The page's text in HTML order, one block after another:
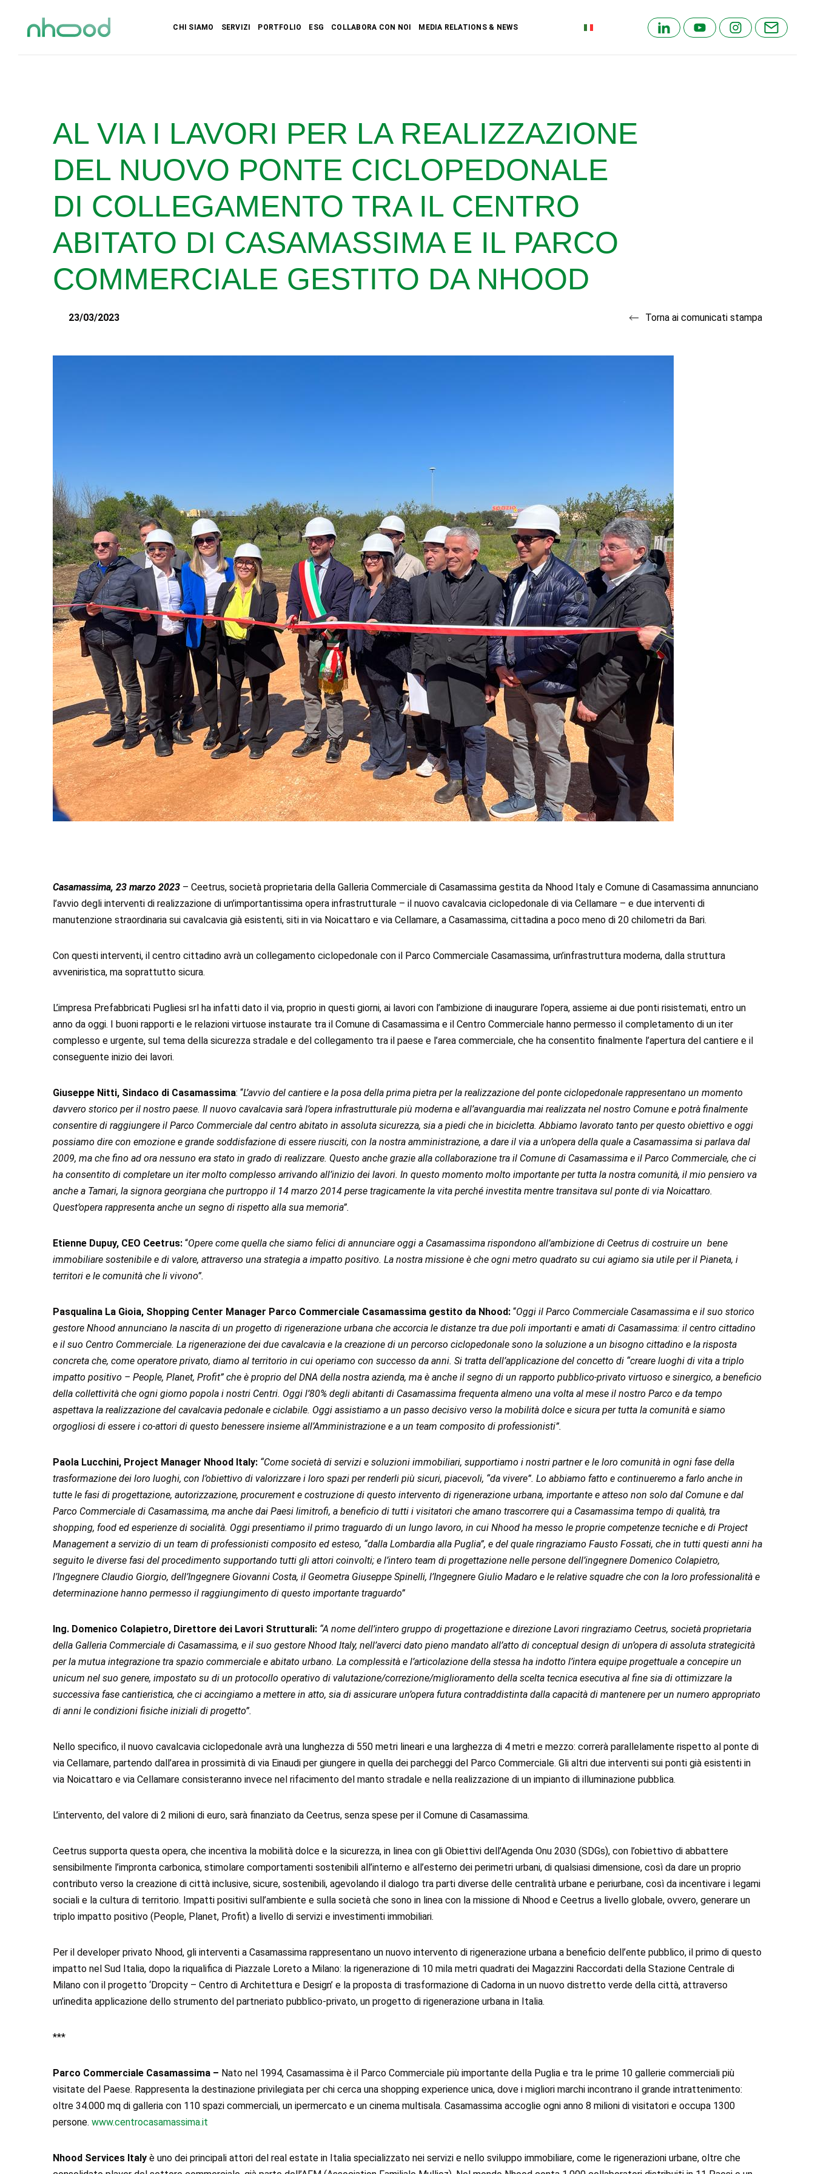
CHI SIAMO SERVIZI PORTFOLIO ESG COLLABORA CON NOI MEDIA RELATIONS & NEWS
AL VIA I LAVORI PER LA REALIZZAZIONE
DEL NUOVO PONTE CICLOPEDONALE
DI COLLEGAMENTO TRA IL CENTRO
ABITATO DI CASAMASSIMA E IL PARCO
COMMERCIALE GESTITO DA NHOOD
23/03/2023 Torna ai comunicati stampa
Casamassima, 23 marzo 2023 – Ceetrus, società proprietaria della Galleria Commerciale di Casamassima gestita da Nhood Italy e Comune di Casamassima annunciano
l’avvio degli interventi di realizzazione di un’importantissima opera infrastrutturale – il nuovo cavalcavia ciclopedonale di via Cellamare – e due interventi di
manutenzione straordinaria sui cavalcavia già esistenti, siti in via Noicattaro e via Cellamare, a Casamassima, cittadina a poco meno di 20 chilometri da Bari.
Con questi interventi, il centro cittadino avrà un collegamento ciclopedonale con il Parco Commerciale Casamassima, un’infrastruttura moderna, dalla struttura
avveniristica, ma soprattutto sicura.
L’impresa Prefabbricati Pugliesi srl ha infatti dato il via, proprio in questi giorni, ai lavori con l’ambizione di inaugurare l’opera, assieme ai due ponti risistemati, entro un
anno da oggi. I buoni rapporti e le relazioni virtuose instaurate tra il Comune di Casamassima e il Centro Commerciale hanno permesso il completamento di un iter
complesso e urgente, sul tema della sicurezza stradale e del collegamento tra il paese e l’area commerciale, che ha consentito finalmente l’apertura del cantiere e il
conseguente inizio dei lavori.
Giuseppe Nitti, Sindaco di Casamassima: “L’avvio del cantiere e la posa della prima pietra per la realizzazione del ponte ciclopedonale rappresentano un momento
davvero storico per il nostro paese. Il nuovo cavalcavia sarà l’opera infrastrutturale più moderna e all’avanguardia mai realizzata nel nostro Comune e potrà finalmente
consentire di raggiungere il Parco Commerciale dal centro abitato in assoluta sicurezza, sia a piedi che in bicicletta. Abbiamo lavorato tanto per questo obiettivo e oggi
possiamo dire con emozione e grande soddisfazione di essere riusciti, con la nostra amministrazione, a dare il via a un’opera della quale a Casamassima si parlava dal
2009, ma che fino ad ora nessuno era stato in grado di realizzare. Questo anche grazie alla collaborazione tra il Comune di Casamassima e il Parco Commerciale, che ci
ha consentito di completare un iter molto complesso arrivando all’inizio dei lavori. In questo momento molto importante per tutta la nostra comunità, il mio pensiero va
anche a Tamari, la signora georgiana che purtroppo il 14 marzo 2014 perse tragicamente la vita perché investita mentre transitava sul ponte di via Noicattaro.
Quest’opera rappresenta anche un segno di rispetto alla sua memoria”.
Etienne Dupuy, CEO Ceetrus: “Opere come quella che siamo felici di annunciare oggi a Casamassima rispondono all’ambizione di Ceetrus di costruire un bene
immobiliare sostenibile e di valore, attraverso una strategia a impatto positivo. La nostra missione è che ogni metro quadrato su cui agiamo sia utile per il Pianeta, i
territori e le comunità che li vivono”.
Pasqualina La Gioia, Shopping Center Manager Parco Commerciale Casamassima gestito da Nhood: “Oggi il Parco Commerciale Casamassima e il suo storico
gestore Nhood annunciano la nascita di un progetto di rigenerazione urbana che accorcia le distanze tra due poli importanti e amati di Casamassima: il centro cittadino
e il suo Centro Commerciale. La rigenerazione dei due cavalcavia e la creazione di un percorso ciclopedonale sono la soluzione a un bisogno cittadino e la risposta
concreta che, come operatore privato, diamo al territorio in cui operiamo con successo da anni. Si tratta dell’applicazione del concetto di “creare luoghi di vita a triplo
impatto positivo – People, Planet, Profit” che è proprio del DNA della nostra azienda, ma è anche il segno di un rapporto pubblico-privato virtuoso e sinergico, a beneficio
della collettività che ogni giorno popola i nostri Centri. Oggi l’80% degli abitanti di Casamassima frequenta almeno una volta al mese il nostro Parco e da tempo
aspettava la realizzazione del cavalcavia pedonale e ciclabile. Oggi assistiamo a un passo decisivo verso la mobilità dolce e sicura per tutta la comunità e siamo
orgogliosi di essere i co-attori di questo benessere insieme all’Amministrazione e a un team composito di professionisti”.
Paola Lucchini, Project Manager Nhood Italy: “Come società di servizi e soluzioni immobiliari, supportiamo i nostri partner e le loro comunità in ogni fase della
trasformazione dei loro luoghi, con l’obiettivo di valorizzare i loro spazi per renderli più sicuri, piacevoli, “da vivere”. Lo abbiamo fatto e continueremo a farlo anche in
tutte le fasi di progettazione, autorizzazione, procurement e costruzione di questo intervento di rigenerazione urbana, importante e atteso non solo dal Comune e dal
Parco Commerciale di Casamassima, ma anche dai Paesi limitrofi, a beneficio di tutti i visitatori che amano trascorrere qui a Casamassima tempo di qualità, tra
shopping, food ed esperienze di socialità. Oggi presentiamo il primo traguardo di un lungo lavoro, in cui Nhood ha messo le proprie competenze tecniche e di Project
Management a servizio di un team di professionisti composito ed esteso, “dalla Lombardia alla Puglia”, e del quale ringraziamo Fausto Fossati, che in tutti questi anni ha
seguito le diverse fasi del procedimento supportando tutti gli attori coinvolti; e l’intero team di progettazione nelle persone dell’ingegnere Domenico Colapietro,
l’Ingegnere Claudio Giorgio, dell’Ingegnere Giovanni Costa, il Geometra Giuseppe Spinelli, l’Ingegnere Giulio Madaro e le relative squadre che con la loro professionalità e
determinazione hanno permesso il raggiungimento di questo importante traguardo”
Ing. Domenico Colapietro, Direttore dei Lavori Strutturali: “A nome dell’intero gruppo di progettazione e direzione Lavori ringraziamo Ceetrus, società proprietaria
della Galleria Commerciale di Casamassima, e il suo gestore Nhood Italy, nell’averci dato pieno mandato all’atto di conceptual design di un’opera di assoluta strategicità
per la mutua integrazione tra spazio commerciale e abitato urbano. La complessità e l’articolazione della stessa ha indotto l’intera equipe progettuale a concepire un
unicum nel suo genere, impostato su di un protocollo operativo di valutazione/correzione/miglioramento della scelta tecnica esecutiva al fine sia di ottimizzare la
successiva fase cantieristica, che ci accingiamo a mettere in atto, sia di assicurare un’opera futura contraddistinta dalla capacità di mantenere per un numero appropriato
di anni le condizioni fisiche iniziali di progetto”.
Nello specifico, il nuovo cavalcavia ciclopedonale avrà una lunghezza di 550 metri lineari e una larghezza di 4 metri e mezzo: correrà parallelamente rispetto al ponte di
via Cellamare, partendo dall’area in prossimità di via Einaudi per giungere in quella dei parcheggi del Parco Commerciale. Gli altri due interventi sui ponti già esistenti in
via Noicattaro e via Cellamare consisteranno invece nel rifacimento del manto stradale e nella realizzazione di un impianto di illuminazione pubblica.
L’intervento, del valore di 2 milioni di euro, sarà finanziato da Ceetrus, senza spese per il Comune di Casamassima.
Ceetrus supporta questa opera, che incentiva la mobilità dolce e la sicurezza, in linea con gli Obiettivi dell’Agenda Onu 2030 (SDGs), con l’obiettivo di abbattere
sensibilmente l’impronta carbonica, stimolare comportamenti sostenibili all’interno e all’esterno dei perimetri urbani, di qualsiasi dimensione, così da dare un proprio
contributo verso la creazione di città inclusive, sicure, sostenibili, agevolando il dialogo tra parti diverse delle centralità urbane e periurbane, così da incentivare i legami
sociali e la cultura di territorio. Impatti positivi sull’ambiente e sulla società che sono in linea con la missione di Nhood e Ceetrus a livello globale, ovvero, generare un
triplo impatto positivo (People, Planet, Profit) a livello di servizi e investimenti immobiliari.
Per il developer privato Nhood, gli interventi a Casamassima rappresentano un nuovo intervento di rigenerazione urbana a beneficio dell’ente pubblico, il primo di questo
impatto nel Sud Italia, dopo la riqualifica di Piazzale Loreto a Milano: la rigenerazione di 10 mila metri quadrati dei Magazzini Raccordati della Stazione Centrale di
Milano con il progetto ‘Dropcity – Centro di Architettura e Design’ e la proposta di trasformazione di Cadorna in un nuovo distretto verde della città, attraverso
un’inedita applicazione dello strumento del partneriato pubblico-privato, un progetto di rigenerazione urbana in Italia.
***
Parco Commerciale Casamassima – Nato nel 1994, Casamassima è il Parco Commerciale più importante della Puglia e tra le prime 10 gallerie commerciali più
visitate del Paese. Rappresenta la destinazione privilegiata per chi cerca una shopping experience unica, dove i migliori marchi incontrano il grande intrattenimento:
oltre 34.000 mq di galleria con 110 spazi commerciali, un ipermercato e un cinema multisala. Casamassima accoglie ogni anno 8 milioni di visitatori e occupa 1300
persone. www.centrocasamassima.it
Nhood Services Italy è uno dei principali attori del real estate in Italia specializzato nei servizi e nello sviluppo immobiliare, come le rigenerazioni urbane, oltre che